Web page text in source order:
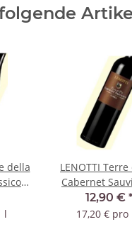
della
l
LENOTTI
Cabernet
2019 DOC
12,90 €
17,20 € pro